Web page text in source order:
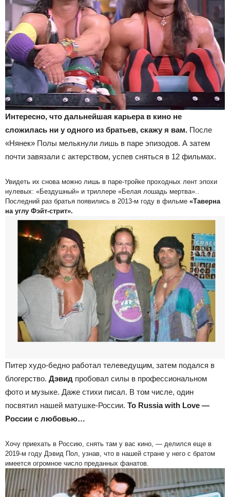
Интересно, что дальнейшая карьера в кино не
сложилась ни у одного из братьев, скажу я вам. После
«Нянек» Полы мелькнули лишь в паре эпизодов. А затем
почти завязали с актерством, успев сняться в 12 фильмах.
Увидеть их снова можно лишь в паре-тройке проходных лент эпохи
нулевых: «Бездушный» и триллере «Белая лошадь мертва»..
Последний раз братья появились в 2013-м году в фильме «Таверна
на углу Фэйт-стрит».
Питер худо-бедно работал телеведущим, затем подался в
блогерство. Дэвид пробовал силы в профессиональном
фото и музыке. Даже стихи писал. В том числе, один
посвятил нашей матушке-России. To Russia with Love —
России с любовью…
Хочу приехать в Россию, снять там у вас кино, — делился еще в
2019-м году Дэвид Пол, узнав, что в нашей стране у него с братом
имеется огромное число преданных фанатов.